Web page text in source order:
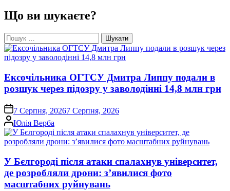
Що ви шукаєте?
Пошук:
Ексочільника ОГТСУ Дмитра Липпу подали в
розшук через підозру у заволодінні 14,8 млн грн
on 7 Серпня, 20267 Серпня, 2026
Опубліковано
Юлія Верба
У Бєлгороді після атаки спалахнув університет,
де розробляли дрони: з’явилися фото
масштабних руйнувань